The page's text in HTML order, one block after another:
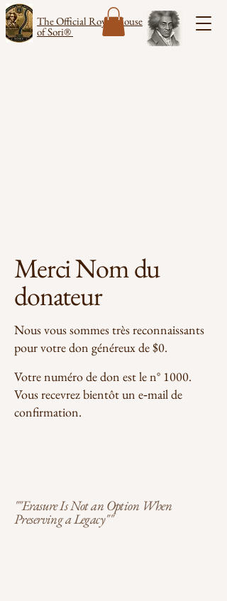
The Official Royal House
of Sori®
Merci Nom du
donateur
Nous vous sommes très reconnaissants
pour votre don généreux de $0.
Votre numéro de don est le n° 1000.
Vous recevrez bientôt un e‑mail de
confirmation.
""Erasure Is Not an Option When
Preserving a Legacy""